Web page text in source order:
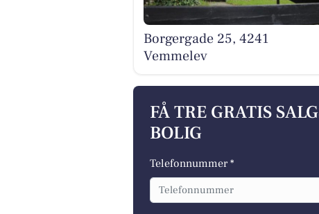
Borgergade 25, 4241
Vemmelev
FÅ TRE GRATIS
BOLIG
Telefonnummer *